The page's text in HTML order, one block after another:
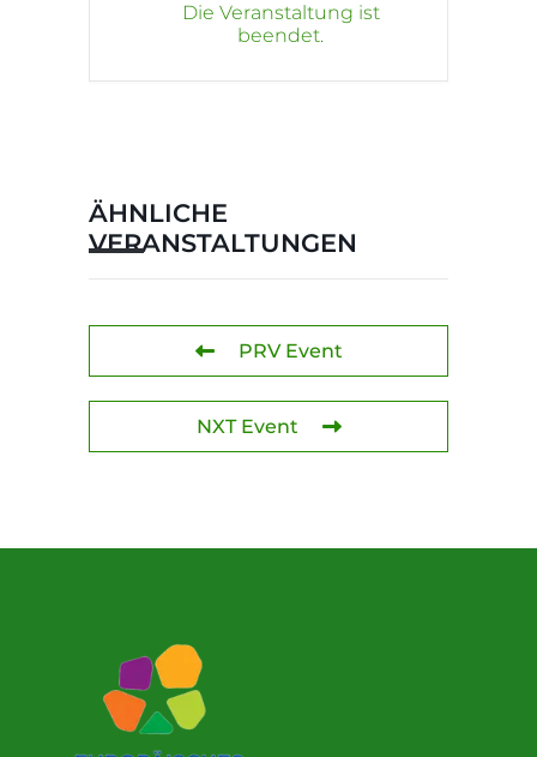
Die Veranstaltung ist
beendet.
ÄHNLICHE
VERANSTALTUNGEN
PRV Event
NXT Event